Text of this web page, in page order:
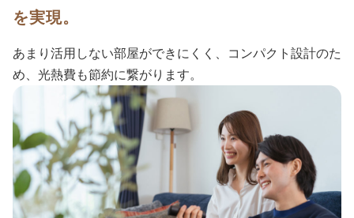
を実現。
あまり活用しない部屋ができにくく、コンパクト設計のた
め、光熱費も節約に繋がります。